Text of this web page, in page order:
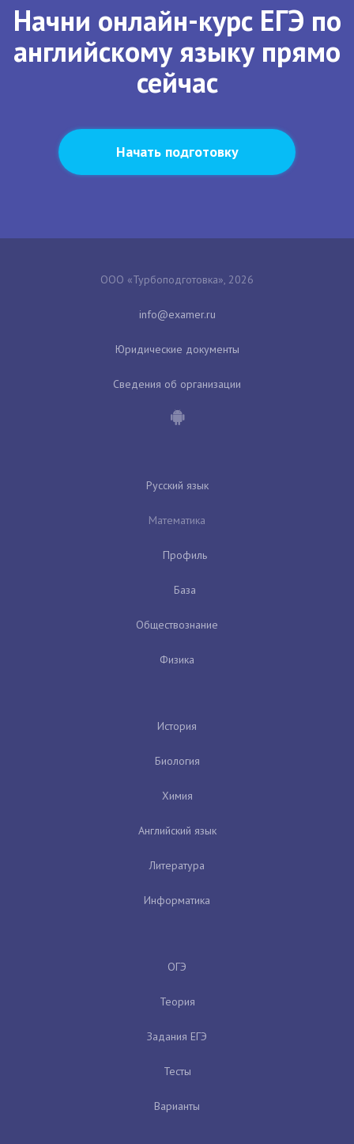
Начни онлайн-курс ЕГЭ по
английскому языку прямо
сейчас
Начать подготовку
ООО «Турбоподготовка», 2026
Юридические документы
Сведения об организации
Русский язык
Математика
Профиль
База
Обществознание
Физика
История
Биология
Химия
Английский язык
Литература
Информатика
ОГЭ
Теория
Задания ЕГЭ
Тесты
Варианты